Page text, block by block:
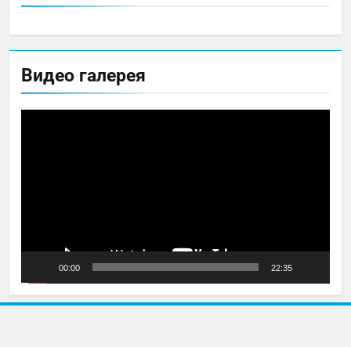
Видео галерея
00:00 22:35